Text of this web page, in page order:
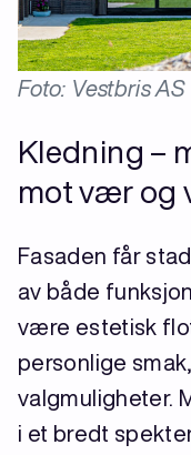
Foto: Vestbris AS
Kledning –
mot vær og
Fasaden får
av både
være estetisk
personlige
valgmuligheter.
i et bredt